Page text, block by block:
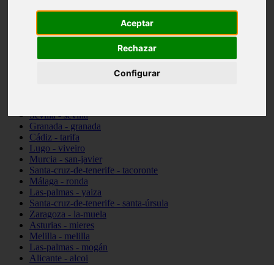
Aceptar
Rechazar
Configurar
Toledo - illescas
Málaga - marbella
Barcelona - barcelona
Sevilla - sevilla
Granada - granada
Cádiz - tarifa
Lugo - viveiro
Murcia - san-javier
Santa-cruz-de-tenerife - tacoronte
Málaga - ronda
Las-palmas - yaiza
Santa-cruz-de-tenerife - santa-úrsula
Zaragoza - la-muela
Asturias - mieres
Melilla - melilla
Las-palmas - mogán
Alicante - alcoi